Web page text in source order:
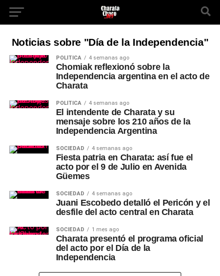
Noticias sobre "Día de la Independencia"
POLÍTICA 4 semanas ago
Chomiak reflexionó sobre la
Independencia argentina en el acto de
Charata
POLÍTICA 4 semanas ago
El intendente de Charata y su
mensaje sobre los 210 años de la
Independencia Argentina
SOCIEDAD 4 semanas ago
Fiesta patria en Charata: así fue el
acto por el 9 de Julio en Avenida
Güemes
SOCIEDAD 4 semanas ago
Juani Escobedo detalló el Pericón y el
desfile del acto central en Charata
SOCIEDAD 1 mes ago
Charata presentó el programa oficial
del acto por el Día de la
Independencia